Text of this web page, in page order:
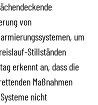
von
um
Stillständen
erkennt an, dass die
Maßnahmen
nicht